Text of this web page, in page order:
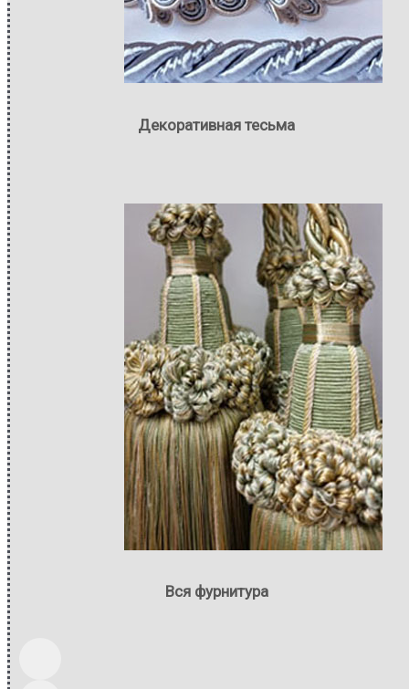
Декоративная тесьма
Вся фурнитура